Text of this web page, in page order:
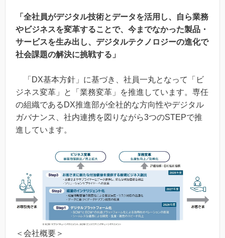
「全社員がデジタル技術とデータを活用し、自ら業務
やビジネスを変革することで、今までなかった製品・
サービスを生み出し、デジタルテクノロジーの進化で
社会課題の解決に挑戦する」
「DX基本方針」に基づき、社員一丸となって「ビ
ジネス変革」と「業務変革」を推進しています。専任
の組織であるDX推進部が全社的な方向性やデジタル
ガバナンス、社内連携を図りながら3つのSTEPで推
進しています。
＜会社概要＞